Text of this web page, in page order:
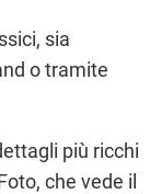
sia
o tramite
più ricchi
che vede il